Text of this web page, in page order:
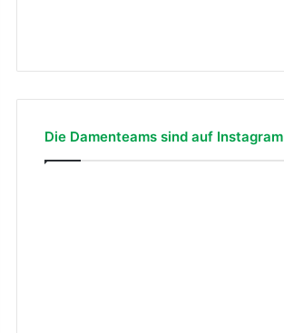
Die Damenteams sind auf Instagram